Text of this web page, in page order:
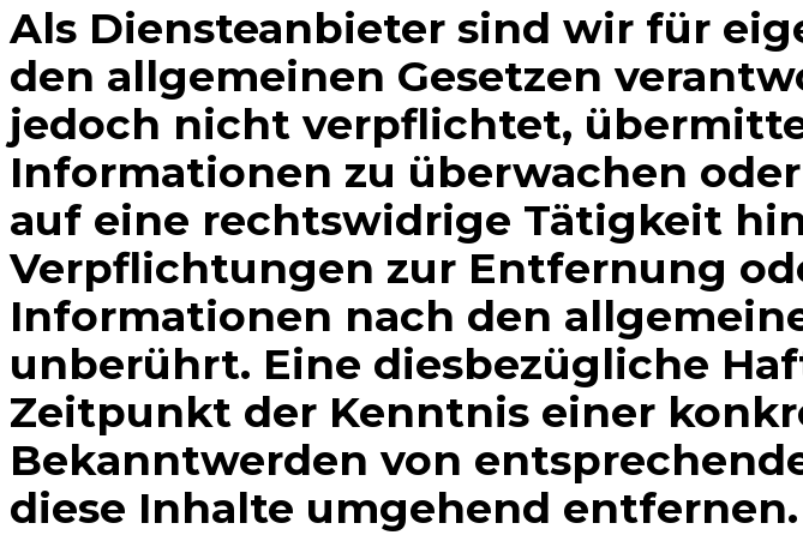
Als Diensteanbieter sind wir für
den allgemeinen Gesetzen
jedoch nicht verpflichtet,
Informationen zu überwachen
auf eine rechtswidrige Tätigkeit
Verpflichtungen zur Entfernung
Informationen nach den
unberührt. Eine diesbezügliche
Zeitpunkt der Kenntnis einer
Bekanntwerden von
diese Inhalte umgehend entfernen.